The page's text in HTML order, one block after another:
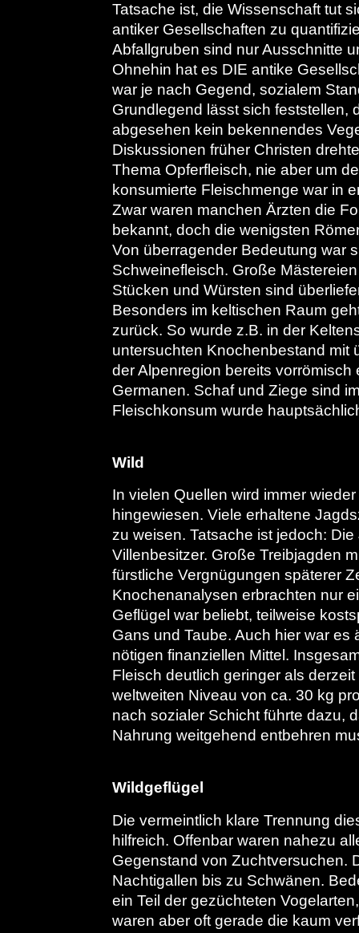
Tatsache ist, die Wissenschaft tut
antiker Gesellschaften zu
Abfallgruben sind nur Ausschnitte
Ohnehin hat es DIE antike
war je nach Gegend, sozialem
Grundlegend lässt sich feststellen,
abgesehen kein bekennendes
Diskussionen früher Christen
Thema Opferfleisch, nie aber um
konsumierte Fleischmenge war in
Zwar waren manchen Ärzten die
bekannt, doch die wenigsten
Von überragender Bedeutung war
Schweinefleisch. Große
Stücken und Würsten sind
Besonders im keltischen Raum
zurück. So wurde z.B. in der
untersuchten Knochenbestand mit
der Alpenregion bereits
Germanen. Schaf und Ziege sind
Fleischkonsum wurde
Wild
In vielen Quellen wird immer
hingewiesen. Viele erhaltene
zu weisen. Tatsache ist jedoch:
Villenbesitzer. Große Treibjagden
fürstliche Vergnügungen späterer
Knochenanalysen erbrachten nur
Geflügel war beliebt, teilweise
Gans und Taube. Auch hier war
nötigen finanziellen Mittel.
Fleisch deutlich geringer als
weltweiten Niveau von ca. 30 kg
nach sozialer Schicht führte dazu,
Nahrung weitgehend entbehren
Wildgeflügel
Die vermeintlich klare Trennung
hilfreich. Offenbar waren nahezu
Gegenstand von Zuchtversuchen.
Nachtigallen bis zu Schwänen.
ein Teil der gezüchteten
waren aber oft gerade die kaum